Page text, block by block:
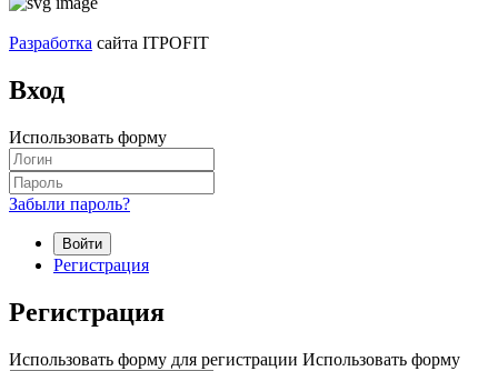
Разработка сайта ITPOFIT
Вход
Использовать форму
Забыли пароль?
Войти
Регистрация
Регистрация
Использовать форму для регистрации Использовать форму